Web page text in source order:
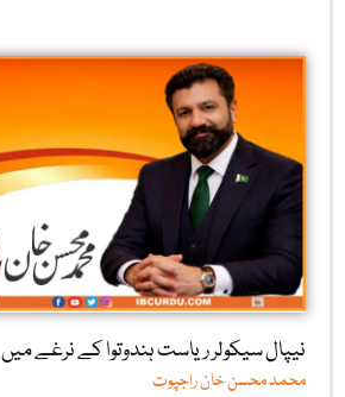
نیپال سیکولر ریاست ہندوتوا کے نرغے میں
محمد محسن خان راجپوت